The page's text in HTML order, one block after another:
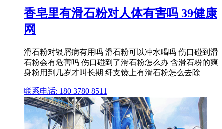
香皂里有滑石粉对人体有害吗 39健康
网
滑石粉对银屑病有用吗 滑石粉可以冲水喝吗 伤口碰到滑
石粉会有危害吗 伤口碰到了滑石粉怎么办 含滑石粉的爽
身粉用到几岁才叫长期 纤支镜上有滑石粉怎么去除
联系电话: 180 3780 8511